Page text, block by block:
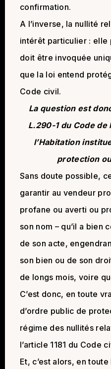
confirmation.
A l’inverse, la nullité
intérêt particulier :
doit être invoquée
que la loi entend
Code civil.
La question est
L.290-1 du Code
l’Habitation
protection
Sans doute possible,
garantir au vendeur
profane ou averti ou
son nom – qu’il a bien
de son acte,
son bien ou de son
de longs mois, voire
C’est donc, en toute
d’ordre public de
régime des nullités
l’article 1181 du Code
Et, c’est alors, en